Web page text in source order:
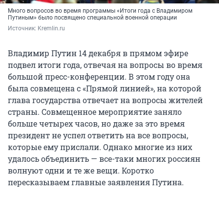
Много вопросов во время программы «Итоги года с Владимиром
Путиным» было посвящено специальной военной операции
Источник: Kremlin.ru
Владимир Путин 14 декабря в прямом эфире
подвел итоги года, отвечая на вопросы во время
большой пресс-конференции. В этом году она
была совмещена с «Прямой линией», на которой
глава государства отвечает на вопросы жителей
страны. Совмещенное мероприятие заняло
больше четырех часов, но даже за это время
президент не успел ответить на все вопросы,
которые ему прислали. Однако многие из них
удалось объединить — все-таки многих россиян
волнуют одни и те же вещи. Коротко
пересказываем главные заявления Путина.